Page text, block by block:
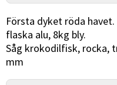
Första dyket röda
flaska alu, 8kg bly.
Såg krokodilfisk, rocka,
mm